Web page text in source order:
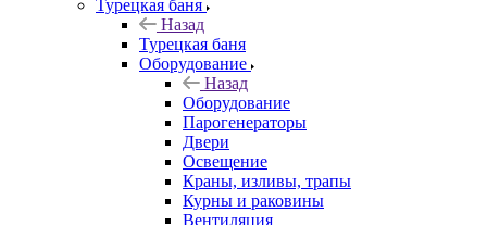
Турецкая баня
Назад
Турецкая баня
Оборудование
Назад
Оборудование
Парогенераторы
Двери
Освещение
Краны, изливы, трапы
Курны и раковины
Вентиляция